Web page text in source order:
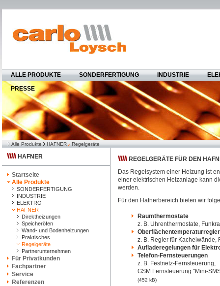
ALLE PRODUKTE SONDERFERTIGUNG INDUSTRIE
PRESSE
Alle Produkte HAFNER Regelgeräte
HAFNER
Startseite
Alle Produkte
SONDERFERTIGUNG
INDUSTRIE
ELEKTRO
HAFNER
Direktheizungen
Speicheröfen
Wand- und Bodenheizungen
Praktisches
Regelgeräte
Partnerunternehmen
Für Privatkunden
Fachpartner
Service
Referenzen
REGELGERÄTE FÜR DEN
Das Regelsystem einer Heizung ist
einer elektrischen Heizanlage kann
werden.
Für den Hafnerbereich bieten wir
Raumthermostate
z. B. Uhrenthermostate,
Oberflächentemperaturregler
z. B. Regler für
Aufladeregelungen für
Telefon-Fernsteuerungen
z. B. Festnetz-Fernsteuerung,
GSM Fernsteuerung "Mini-
(452 kB)